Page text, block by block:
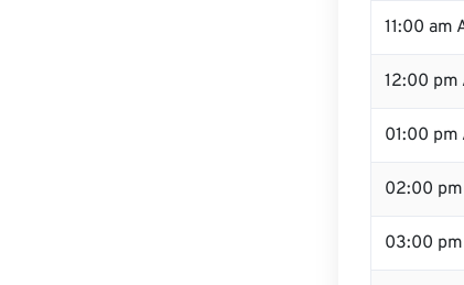
11:00 am
12:00 pm
01:00 pm
02:00 pm
03:00 pm